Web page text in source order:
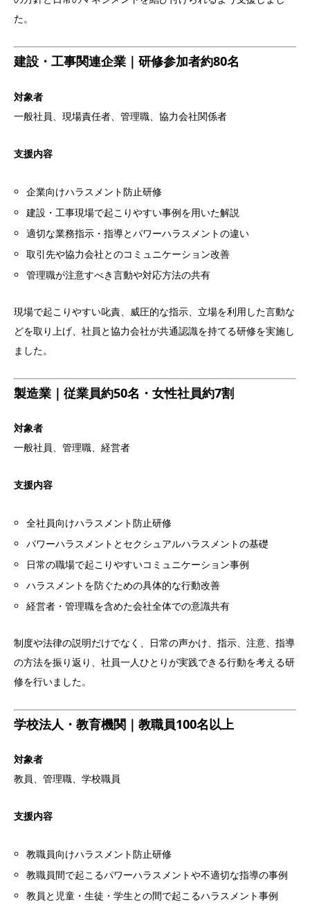
た。
建設・工事関連企業｜研修参加者約80名
対象者
一般社員、現場責任者、管理職、協力会社関係者
支援内容
企業向けハラスメント防止研修
建設・工事現場で起こりやすい事例を用いた解説
適切な業務指示・指導とパワーハラスメントの違い
取引先や協力会社とのコミュニケーション改善
管理職が注意すべき言動や対応方法の共有
現場で起こりやすい叱責、威圧的な指示、立場を利用した言動な
どを取り上げ、社員と協力会社が共通認識を持てる研修を実施し
ました。
製造業｜従業員約50名・女性社員約7割
対象者
一般社員、管理職、経営者
支援内容
全社員向けハラスメント防止研修
パワーハラスメントとセクシュアルハラスメントの基礎
日常の職場で起こりやすいコミュニケーション事例
ハラスメントを防ぐための具体的な行動改善
経営者・管理職を含めた会社全体での意識共有
制度や法律の説明だけでなく、日常の声かけ、指示、注意、指導
の方法を振り返り、社員一人ひとりが実践できる行動を考える研
修を行いました。
学校法人・教育機関｜教職員100名以上
対象者
教員、管理職、学校職員
支援内容
教職員向けハラスメント防止研修
教職員間で起こるパワーハラスメントや不適切な指導の事例
教員と児童・生徒・学生との間で起こるハラスメント事例